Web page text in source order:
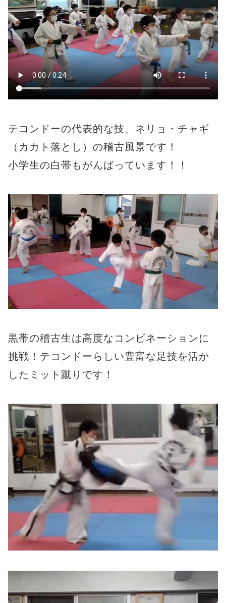
テコンドーの代表的な技、ネリョ・チャギ
（カカト落とし）の稽古風景です！
小学生の白帯もがんばっています！！
黒帯の稽古生は高度なコンビネーションに
挑戦！テコンドーらしい豊富な足技を活か
したミット蹴りです！